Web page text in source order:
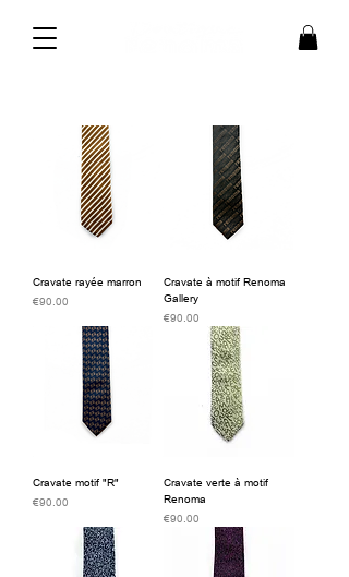
Cravate rayée marron
価格
€90.00
Cravate à motif Renoma
Gallery
価格
€90.00
Cravate motif "R"
価格
€90.00
Cravate verte à motif
Renoma
価格
€90.00